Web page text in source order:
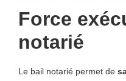
Force
notarié
Le bail notarié permet de